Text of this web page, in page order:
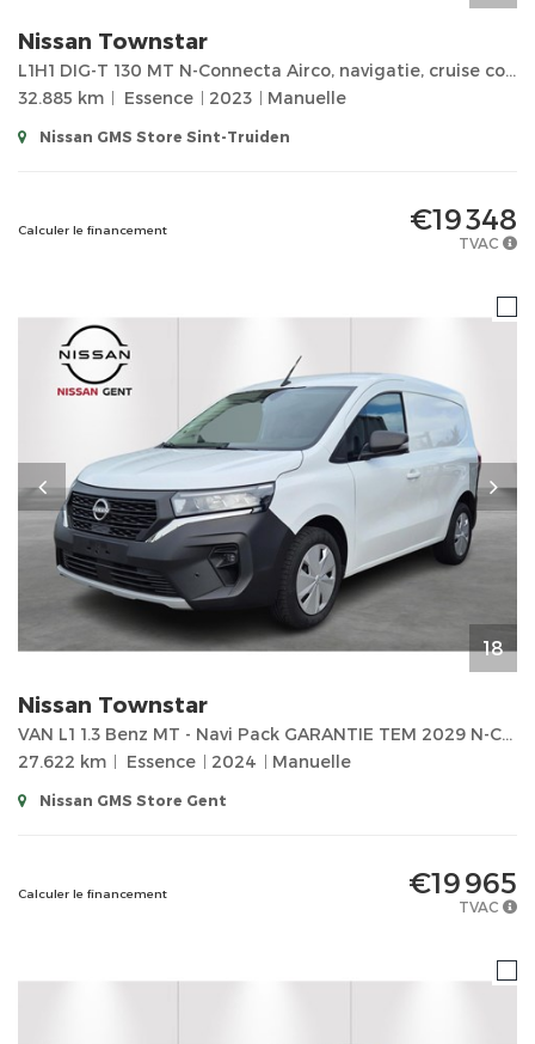
Nissan Townstar
L1H1 DIG-T 130 MT N-Connecta Airco, navigatie, cruise controle, achteruitrijcamera, apple car play,
32.885 km
Essence 2023 Manuelle
Nissan GMS Store Sint-Truiden
Calculer le financement €19 348
TVAC
18
Nissan Townstar
VAN L1 1.3 Benz MT - Navi Pack GARANTIE TEM 2029 N-Connecta
27.622 km
Essence 2024 Manuelle
Nissan GMS Store Gent
Calculer le financement €19 965
TVAC